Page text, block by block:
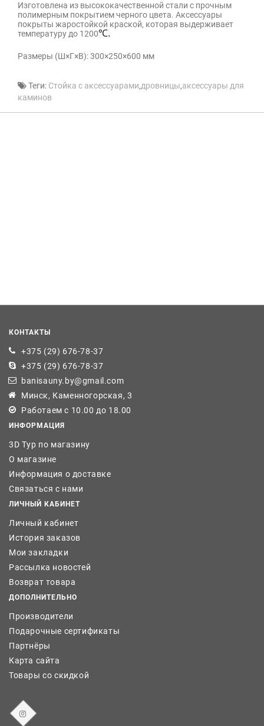
Изготовлена из высококачественной стали с прочным
полимерным покрытием черного цвета. Аксессуары
покрыты жаростойкой краской, которая выдерживает
температуру до 1200℃.
Размеры (Ш×Г×В): 300×250×600 мм
Теги: Стойка с аксессуарами,дровницы,аксессуары для
каминов
КОНТАКТЫ
+375 (29) 676-78-37
+375 (29) 676-78-37
banisauny.by@gmail.com
Минск, Каменногорская, 3
Работаем с 10.00 до 18.00
ИНФОРМАЦИЯ
3D Тур по магазину
О магазине
Информация о доставке
Связаться с нами
ЛИЧНЫЙ КАБИНЕТ
Личный кабинет
История заказов
Мои закладки
Рассылка новостей
Возврат товара
ДОПОЛНИТЕЛЬНО
Производители
Подарочные сертификаты
Партнёры
Карта сайта
Товары со скидкой